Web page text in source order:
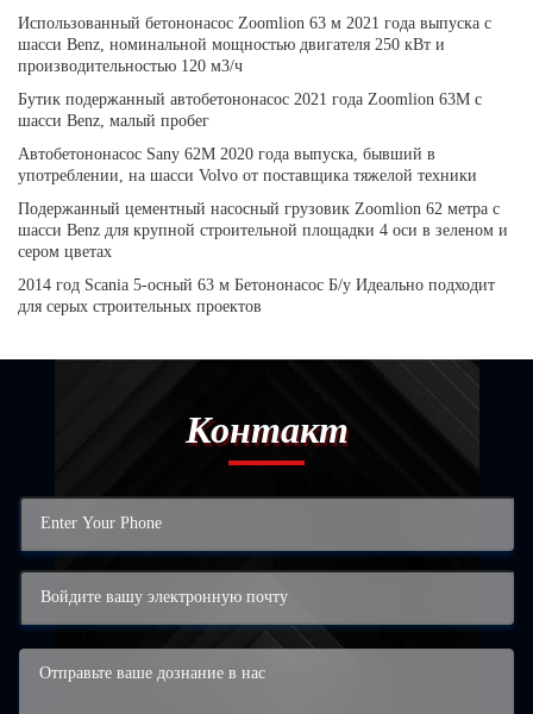
Использованный бетононасос Zoomlion 63 м 2021 года выпуска с
шасси Benz, номинальной мощностью двигателя 250 кВт и
производительностью 120 м3/ч
Бутик подержанный автобетононасос 2021 года Zoomlion 63M с
шасси Benz, малый пробег
Автобетононасос Sany 62M 2020 года выпуска, бывший в
употреблении, на шасси Volvo от поставщика тяжелой техники
Подержанный цементный насосный грузовик Zoomlion 62 метра с
шасси Benz для крупной строительной площадки 4 оси в зеленом и
сером цветах
2014 год Scania 5-осный 63 м Бетононасос Б/у Идеально подходит
для серых строительных проектов
Контакт